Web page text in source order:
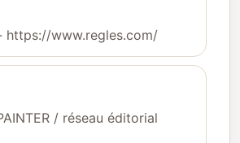
https://www.regles.com/
/ réseau éditorial